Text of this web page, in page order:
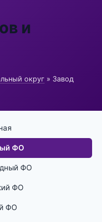
и
округ » Завод
ФО
ФО
ФО
ФО